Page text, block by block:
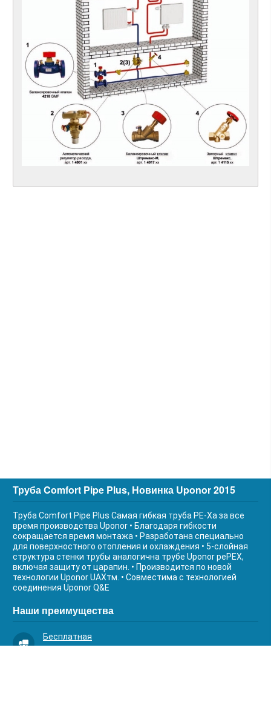
Труба Comfort Pipe Plus, Новинка Uponor 2015
Труба Comfort Pipe Plus Самая гибкая труба РЕ-Ха за все
время производства Uponor • Благодаря гибкости
сокращается время монтажа • Разработана специально
для поверхностного отопления и охлаждения • 5-слойная
структура стенки трубы аналогична трубе Uponor реPEX,
включая защиту от царапин. • Производится по новой
технологии Uponor UAXтм. • Совместима с технологией
соединения Uponor Q&E
Наши преимущества
Бесплатная
доставка